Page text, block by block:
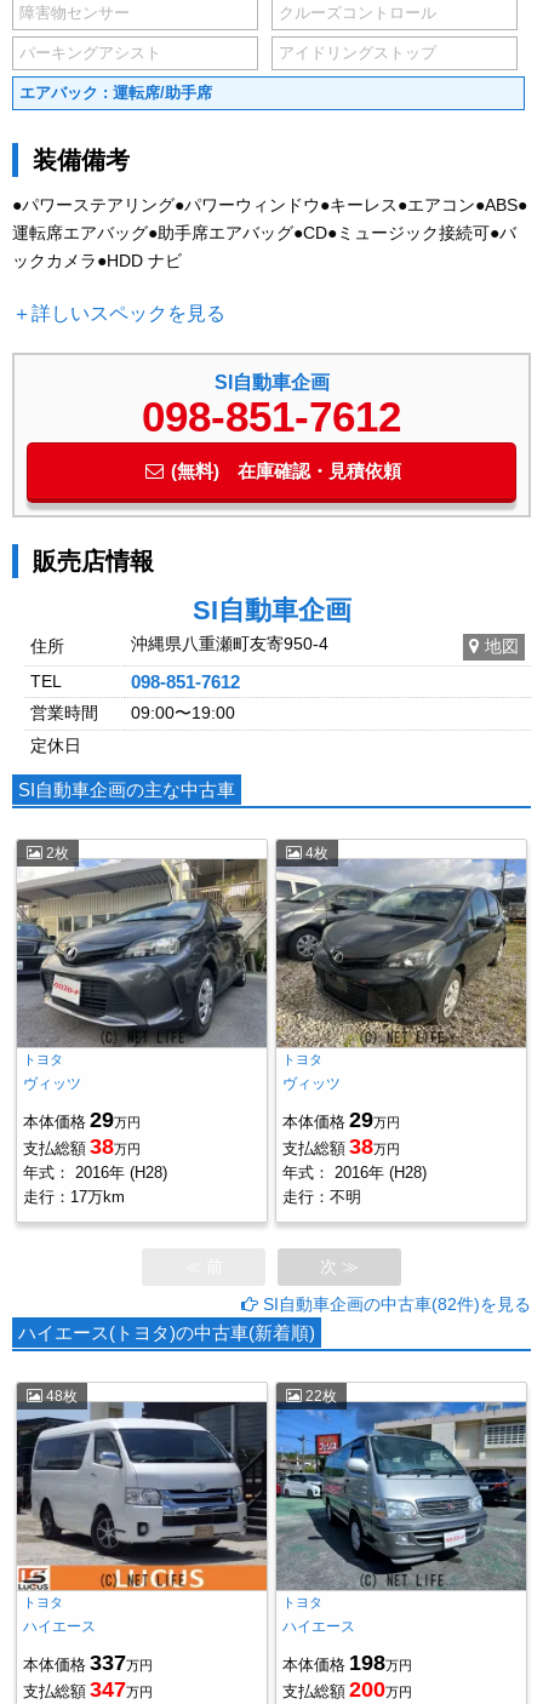
障害物センサー クルーズコントロール
パーキングアシスト アイドリングストップ
エアバック : 運転席/助手席
装備備考
●パワーステアリング●パワーウィンドウ●キーレス●エアコン●ABS●
運転席エアバッグ●助手席エアバッグ●CD●ミュージック接続可●バ
ックカメラ●HDD ナビ
＋詳しいスペックを見る
SI自動車企画
098-851-7612
(無料) 在庫確認・見積依頼
販売店情報
SI自動車企画
住所 沖縄県八重瀬町友寄950-4
地図
TEL
098-851-7612
営業時間
09:00〜19:00
定休日
SI自動車企画の主な中古車
2枚
トヨタ
ヴィッツ
本体価格 29万円
支払総額 38万円
年式：
2016年 (H28)
走行： 17万km
4枚
トヨタ
ヴィッツ
本体価格 29万円
支払総額 38万円
年式：
2016年 (H28)
走行： 不明
次 ≫
SI自動車企画の中古車(82件)を見る
ハイエース(トヨタ)の中古車(新着順)
48枚
トヨタ
ハイエース
本体価格 337万円
支払総額 347万円
22枚
トヨタ
ハイエース
本体価格 198万円
支払総額 200万円